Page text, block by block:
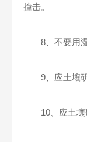
撞击。
8、不要用湿
9、应土壤研
10、应土壤